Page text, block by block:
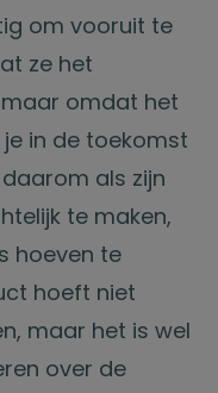
om vooruit te
ze het
omdat het
in de toekomst
als zijn
te maken,
hoeven te
hoeft niet
maar het is wel
over de